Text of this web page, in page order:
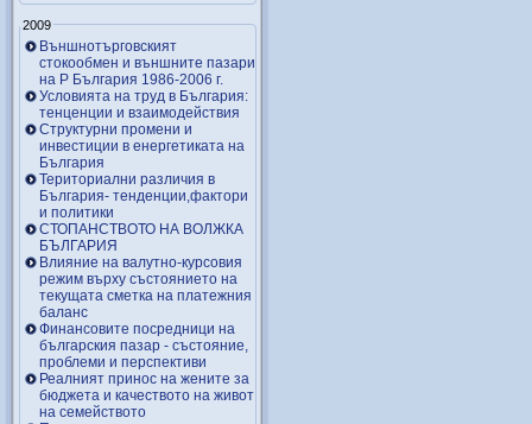
2009
Външнотърговският
стокообмен и външните пазари
на Р България 1986-2006 г.
Условията на труд в България:
тенценции и взаимодействия
Структурни промени и
инвестиции в енергетиката на
България
Териториални различия в
България- тенденции,фактори
и политики
СТОПАНСТВОТО НА ВОЛЖКА
БЪЛГАРИЯ
Влияние на валутно-курсовия
режим върху състоянието на
текущата сметка на платежния
баланс
Финансовите посредници на
българския пазар - състояние,
проблеми и перспективи
Реалният принос на жените за
бюджета и качеството на живот
на семейството